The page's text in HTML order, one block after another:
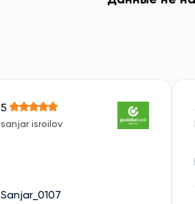
5
sanjar isroilov
Sanjar_0107